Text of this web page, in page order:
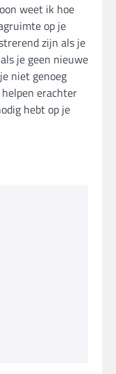
weet ik hoe
op je
zijn als je
je geen nieuwe
niet genoeg
erachter
hebt op je